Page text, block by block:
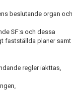
beslutande organ och
SF:s och dessa
fastställda planer samt
regler iakttas,